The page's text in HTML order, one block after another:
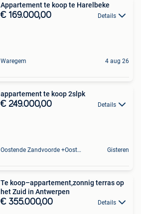
Appartement te koop te Harelbeke
€ 169.000,00 Details
Waregem 4 aug 26
appartement te koop 2slpk
€ 249.000,00 Details
Oostende Zandvoorde +Oostende Gisteren
Te koop–appartement,zonnig terras op
het Zuid in Antwerpen
€ 355.000,00 Details